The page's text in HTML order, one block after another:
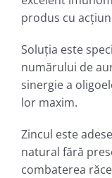
produs cu
Soluţia este
numărului de
sinergie a
lor maxim.
Zincul este
natural fără
combaterea